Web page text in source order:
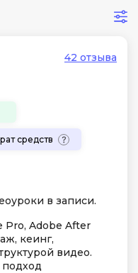
42 отзыва
средств
в записи.
Pro, Adobe After
кеинг,
видео.